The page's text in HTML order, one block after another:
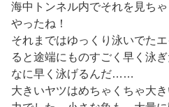
海中トンネル内でそれを見ちゃ
やったね！
それまではゆっくり泳いでた
ると途端にものすごく早く泳
なに早く泳げるんだ……
大きいヤツはめちゃくちゃ大